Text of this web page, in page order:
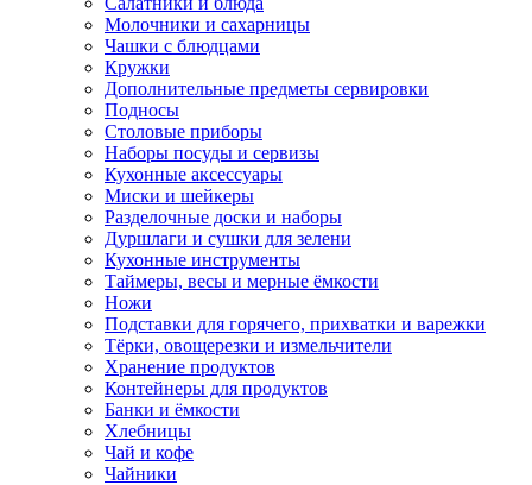
Молочники и сахарницы
Чашки с блюдцами
Кружки
Дополнительные предметы сервировки
Подносы
Столовые приборы
Наборы посуды и сервизы
Кухонные аксессуары
Миски и шейкеры
Разделочные доски и наборы
Дуршлаги и сушки для зелени
Кухонные инструменты
Таймеры, весы и мерные ёмкости
Ножи
Подставки для горячего, прихватки и варежки
Тёрки, овощерезки и измельчители
Хранение продуктов
Контейнеры для продуктов
Банки и ёмкости
Хлебницы
Чай и кофе
Чайники